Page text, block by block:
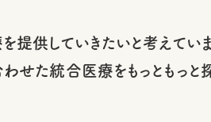
供していきたいと考えていま
せた統合医療をもっともっ